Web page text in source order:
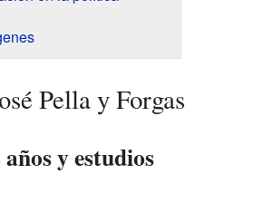
Pella y Forgas
y estudios